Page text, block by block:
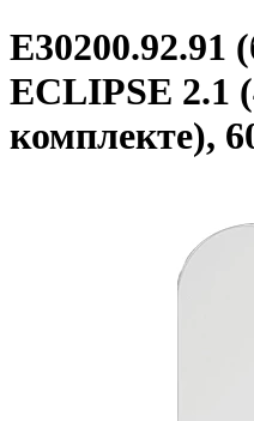
E30200.92.91
ECLIPSE 2.1
комплекте),